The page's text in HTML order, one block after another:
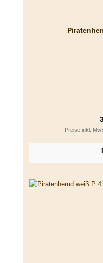
Preise inkl.